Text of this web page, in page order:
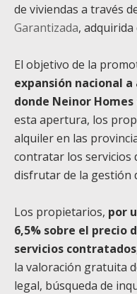
de viviendas a través
Garantizada, adquirida
El objetivo de la
expansión nacional
donde Neinor
esta apertura, los
alquiler en las
contratar los servicios
disfrutar de la gestión
Los propietarios, por
6,5% sobre el precio
servicios contratados
la valoración gratuita
legal, búsqueda de